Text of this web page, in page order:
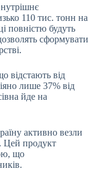
110 тис. тонн на
повністю будуть
сформувати
відстають від
лише 37% від
йде на
активно везли
Цей продукт
що